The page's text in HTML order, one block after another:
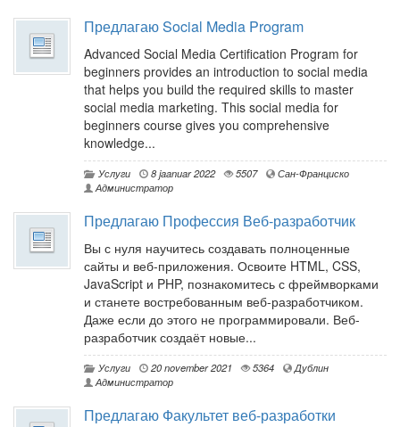
Предлагаю Social Media Program
Advanced Social Media Certification Program for
beginners provides an introduction to social media
that helps you build the required skills to master
social media marketing. This social media for
beginners course gives you comprehensive
knowledge...
Услуги 8 jaanuar 2022 5507
Сан-Франциско
Администратор
Предлагаю Профессия Веб-разработчик
Вы с нуля научитесь создавать полноценные
сайты и веб-приложения. Освоите HTML, CSS,
JavaScript и PHP, познакомитесь с фреймворками
и станете востребованным веб-разработчиком.
Даже если до этого не программировали. Веб-
разработчик создаёт новые...
Услуги 20 november 2021 5364
Дублин
Администратор
Предлагаю Факультет веб-разработки